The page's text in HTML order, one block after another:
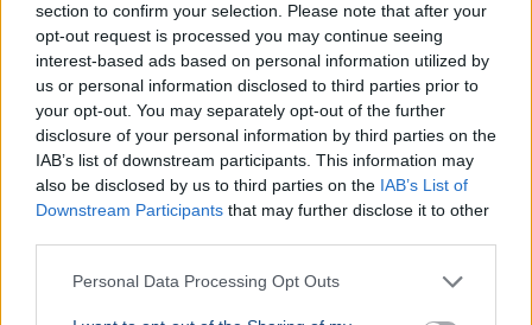
section to confirm your selection. Please note that after your
opt-out request is processed you may continue seeing
interest-based ads based on personal information utilized by
us or personal information disclosed to third parties prior to
your opt-out. You may separately opt-out of the further
disclosure of your personal information by third parties on the
IAB’s list of downstream participants. This information may
also be disclosed by us to third parties on the IAB’s List of
Downstream Participants that may further disclose it to other
Personal Data Processing Opt Outs
Egészség
Kutatások szerint a jómódú országokban gyorsan
csökken a demencia előfordulási aránya, a betegségek
jelentős része pedig életmódváltással megelőzhető
Bővebben...